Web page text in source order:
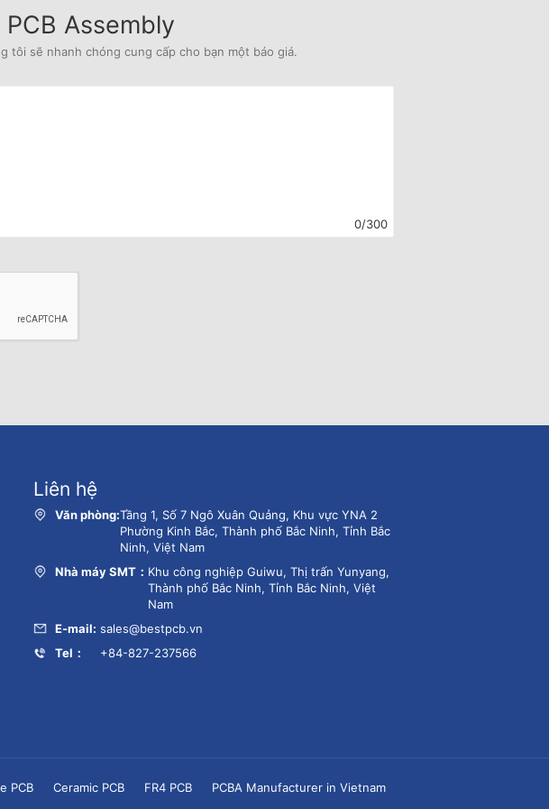
Assembly
tôi sẽ nhanh chóng cung cấp cho bạn một báo giá.
0/300
Liên hệ
Văn phòng:Tầng 1, Số 7 Ngô Xuân Quảng, Khu vực YNA 2
Phường Kinh Bắc, Thành phố Bắc Ninh, Tỉnh Bắc
Ninh, Việt Nam
Nhà máy SMT： Khu công nghiệp Guiwu, Thị trấn Yunyang,
Thành phố Bắc Ninh, Tỉnh Bắc Ninh, Việt
Nam
E-mail: sales@bestpcb.vn
Tel：
+84-827-237566
PCB Ceramic PCB FR4 PCB PCBA Manufacturer in Vietnam